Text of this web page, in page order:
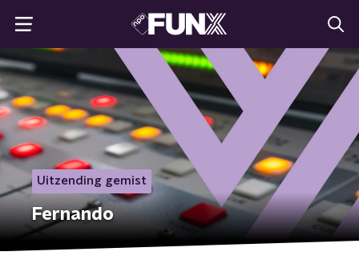
Uitzending gemist
Fernando